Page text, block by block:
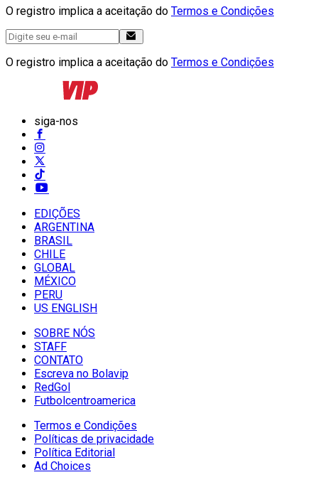
O registro implica a aceitação do Termos e Condições
O registro implica a aceitação do Termos e Condições
siga-nos
EDIÇÕES
ARGENTINA
BRASIL
CHILE
GLOBAL
MÉXICO
PERU
US ENGLISH
SOBRE NÓS
STAFF
CONTATO
Escreva no Bolavip
RedGol
Futbolcentroamerica
Termos e Condições
Políticas de privacidade
Política Editorial
Ad Choices